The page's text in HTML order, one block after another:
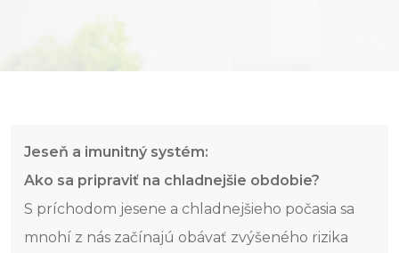
Jeseň a imunitný systém:
Ako sa pripraviť na chladnejšie obdobie?
S príchodom jesene a chladnejšieho počasia sa
mnohí z nás začínajú obávať zvýšeného rizika